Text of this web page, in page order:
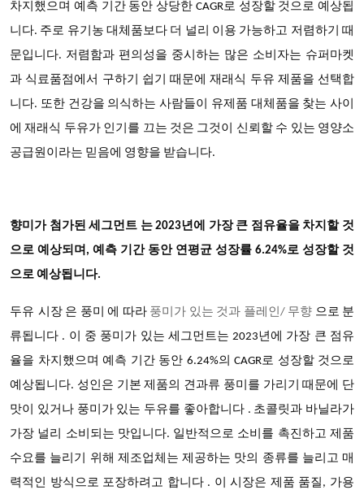
차지했으며 예측 기간 동안 상당한 CAGR로 성장할 것으로 예상됩
니다. 주로 유기농 대체품보다 더 널리 이용 가능하고 저렴하기 때
문입니다. 저렴함과 편의성을 중시하는 많은 소비자는 슈퍼마켓
과 식료품점에서 구하기 쉽기 때문에 재래식 두유 제품을 선택합
니다. 또한 건강을 의식하는 사람들이 유제품 대체품을 찾는 사이
에 재래식 두유가 인기를 끄는 것은 그것이 신뢰할 수 있는 영양소
공급원이라는 믿음에 영향을 받습니다.
향미가 첨가된 세그먼트 는 2023년에 가장 큰 점유율을 차지할 것
으로 예상되며, 예측 기간 동안 연평균 성장률 6.24%로 성장할 것
으로 예상됩니다.
두유 시장 은 풍미 에 따라 풍미가 있는 것과 플레인/ 무향 으로 분
류됩니다 . 이 중 풍미가 있는 세그먼트는 2023년에 가장 큰 점유
율을 차지했으며 예측 기간 동안 6.24%의 CAGR로 성장할 것으로
예상됩니다. 성인은 기본 제품의 견과류 풍미를 가리기 때문에 단
맛이 있거나 풍미가 있는 두유를 좋아합니다 . 초콜릿과 바닐라가
가장 널리 소비되는 맛입니다. 일반적으로 소비를 촉진하고 제품
수요를 늘리기 위해 제조업체는 제공하는 맛의 종류를 늘리고 매
력적인 방식으로 포장하려고 합니다 . 이 시장은 제품 품질, 가용